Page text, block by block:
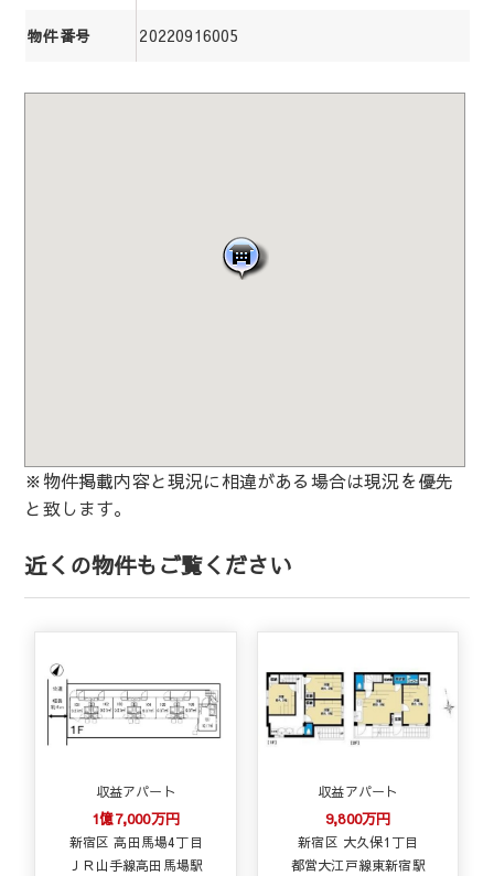
物件番号 20220916005
※物件掲載内容と現況に相違がある場合は現況を優先
と致します。
近くの物件もご覧ください
収益アパート
1億7,000万円
新宿区 高田馬場4丁目
ＪＲ山手線高田馬場駅
収益アパート
9,800万円
新宿区 大久保1丁目
都営大江戸線東新宿駅